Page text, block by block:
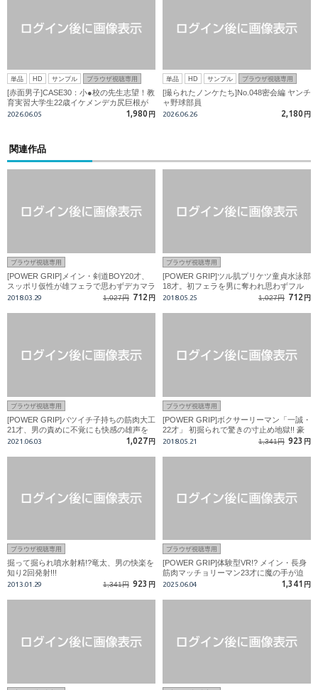
単品 HD サンプル ブラウザ視聴専用
[赤面男子]CASE30：小●校の先生志望！教
育実習大学生22歳イケメンデカ尻巨根が
白目ドライ逝き連発！！
2026.06.05 1,980 円
単品 HD サンプル ブラウザ視聴専用
[撮られたノンケたち]No.048密会編 ヤンチ
ャ野球部員
2026.06.26 2,180 円
関連作品
ブラウザ視聴専用
[POWER GRIP]メイン・剣道BOY20才、
スッポリ仮性が雄フェラで思わずデカマラ
勃ち!!
2018.03.29 1,027円 712 円
ブラウザ視聴専用
[POWER GRIP]ツル肌プリケツ童貞水泳部
18才。初フェラを男に奪われ思わずフル
勃起!
2018.05.25 1,027円 712 円
ブラウザ視聴専用
[POWER GRIP]バツイチ子持ちの筋肉大工
21才、男の責めに不覚にも快感の雄声を
上げ…!!
2021.06.03 1,027 円
ブラウザ視聴専用
[POWER GRIP]ボクサーリーマン「一誠・
22才」 初掘られで驚きの寸止め地獄!! 豪
快掘られイキでザーメンまみれ!!!
2018.05.21 1,341円 923 円
ブラウザ視聴専用
掘って掘られ噴水射精!?竜太、男の快楽を
知り2回発射!!!
2013.01.29 1,341円 923 円
ブラウザ視聴専用
[POWER GRIP]体験型VR!? メイン・長身
筋肉マッチョリーマン23才に魔の手が迫
る!!
2025.06.04 1,341 円